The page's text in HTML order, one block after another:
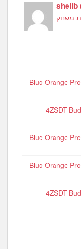
shelib
משחק
Blue Orange
4ZSDT
Blue Orange
Blue Orange
4ZSDT